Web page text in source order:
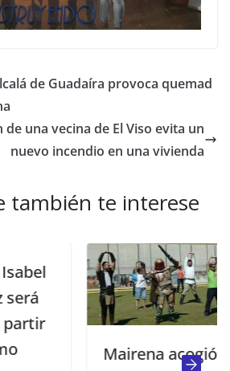
de Guadaíra provoca quemad
una vecina de El Viso evita un
nuevo incendio en una vivienda
también te interese
Mairena acogió